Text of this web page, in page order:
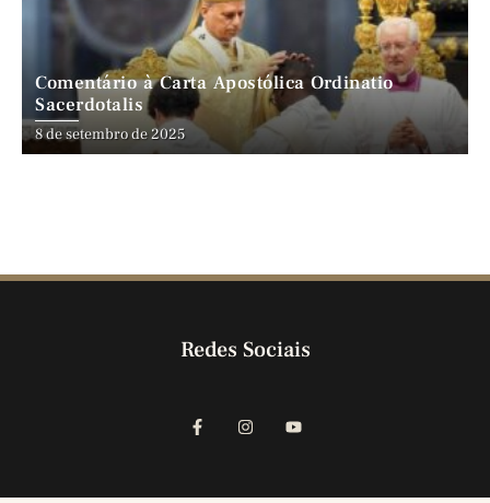
Comentário à Carta Apostólica Ordinatio
Sacerdotalis
8 de setembro de 2025
Redes Sociais